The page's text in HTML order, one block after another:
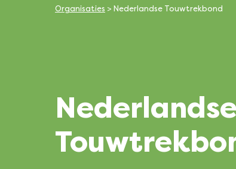
Organisaties > Nederlandse Touwtrekbond
Nederlandse